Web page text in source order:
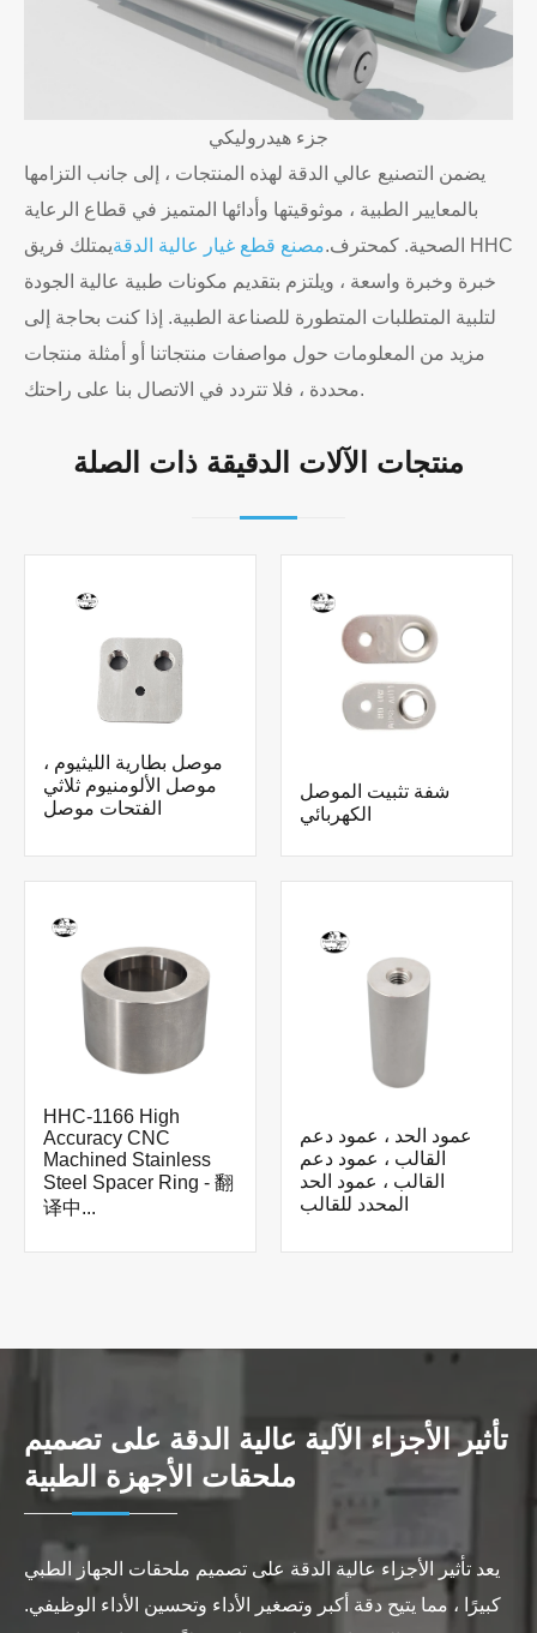
جزء هيدروليكي
يضمن التصنيع عالي الدقة لهذه المنتجات ، إلى جانب التزامها
بالمعايير الطبية ، موثوقيتها وأدائها المتميز في قطاع الرعاية
الصحية. كمحترف.مصنع قطع غيار عالية الدقةيمتلك فريق HHC
خبرة وخبرة واسعة ، ويلتزم بتقديم مكونات طبية عالية الجودة
لتلبية المتطلبات المتطورة للصناعة الطبية. إذا كنت بحاجة إلى
مزيد من المعلومات حول مواصفات منتجاتنا أو أمثلة منتجات
محددة ، فلا تتردد في الاتصال بنا على راحتك.
منتجات الآلات الدقيقة ذات الصلة
موصل بطارية الليثيوم ،
موصل الألومنيوم ثلاثي
الفتحات موصل
شفة تثبيت الموصل
الكهربائي
HHC-1166 High
Accuracy CNC
Machined Stainless
Steel Spacer Ring - 翻
译中...
عمود الحد ، عمود دعم
القالب ، عمود دعم
القالب ، عمود الحد
المحدد للقالب
تأثير الأجزاء الآلية عالية الدقة على تصميم
ملحقات الأجهزة الطبية
يعد تأثير الأجزاء عالية الدقة على تصميم ملحقات الجهاز الطبي
كبيرًا ، مما يتيح دقة أكبر وتصغير الأداء وتحسين الأداء الوظيفي.